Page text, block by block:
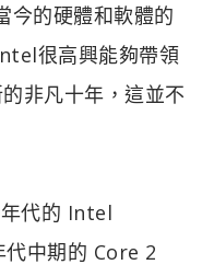
今的硬體和軟體的
很高興能夠帶領
非凡十年，這並不
代的 Intel
中期的 Core 2